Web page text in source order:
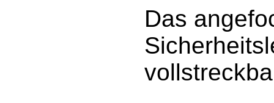
Das